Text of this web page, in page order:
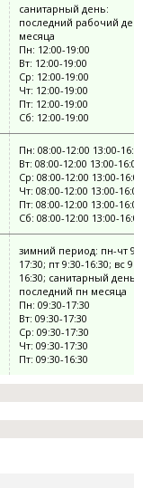
санитарный день:
последний рабочий
месяца
Пн: 12:00-19:00
Вт: 12:00-19:00
Ср: 12:00-19:00
Чт: 12:00-19:00
Пт: 12:00-19:00
Сб: 12:00-19:00
Пн: 08:00-12:00 13:00-
Вт: 08:00-12:00 13:00-16:00
Ср: 08:00-12:00 13:00-16:00
Чт: 08:00-12:00 13:00-16:00
Пт: 08:00-12:00 13:00-16:00
Сб: 08:00-12:00 13:00-16:00
зимний период: пн-чт
17:30; пт 9:30-16:30; вс
16:30; санитарный день:
последний пн месяца
Пн: 09:30-17:30
Вт: 09:30-17:30
Ср: 09:30-17:30
Чт: 09:30-17:30
Пт: 09:30-16:30